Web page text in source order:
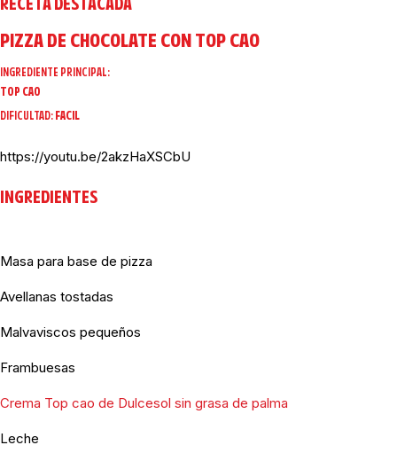
RECETA DESTACADA
PIZZA DE CHOCOLATE CON TOP CAO
INGREDIENTE PRINCIPAL:
TOP CAO
DIFICULTAD:FACIL
https://youtu.be/2akzHaXSCbU
INGREDIENTES
Masa para base de pizza
Avellanas tostadas
Malvaviscos pequeños
Frambuesas
Crema Top cao de Dulcesol sin grasa de palma
Leche